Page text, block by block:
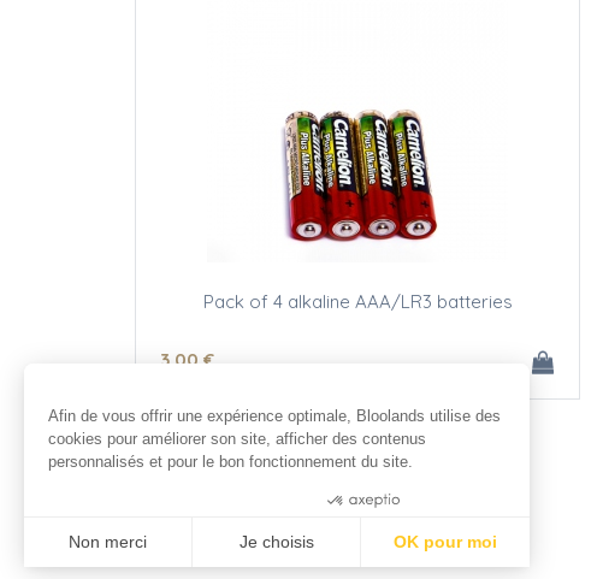
Pack of 4 alkaline AAA/LR3 batteries
3 .00 €
Afin de vous offrir une expérience optimale, Bloolands utilise des
cookies pour améliorer son site, afficher des contenus
personnalisés et pour le bon fonctionnement du site.
Non merci Je choisis OK pour moi